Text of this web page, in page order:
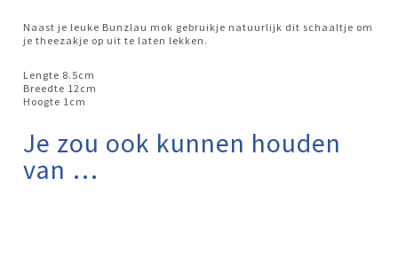
Naast je leuke Bunzlau mok gebruikje natuurlijk dit schaaltje om
je theezakje op uit te laten lekken.
Lengte 8.5cm
Breedte 12cm
Hoogte 1cm
Je zou ook kunnen houden
van …